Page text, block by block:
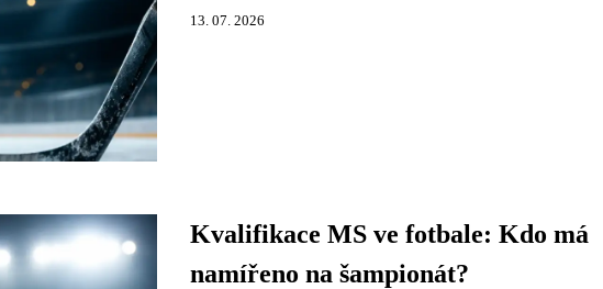
13. 07. 2026
Kvalifikace MS ve fotbale: Kdo má
namířeno na šampionát?